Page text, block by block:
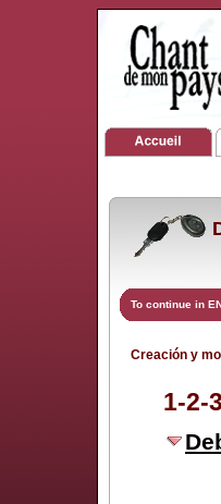
To continue in
Creación y
1-2-